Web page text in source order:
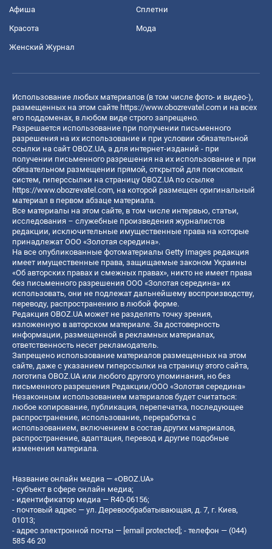
Афиша Сплетни
Красота Мода
Женский Журнал
Использование любых материалов (в том числе фото- и видео-),
размещенных на этом сайте https://www.obozrevatel.com и на всех
его поддоменах, в любом виде строго запрещено.
Разрешается использование при получении письменного
разрешения на их использование и при условии обязательной
ссылки на сайт OBOZ.UA, а для интернет-изданий - при
получении письменного разрешения на их использование и при
обязательном размещении прямой, открытой для поисковых
систем, гиперссылки на страницу OBOZ.UA по ссылке
https://www.obozrevatel.com, на которой размещен оригинальный
материал в первом абзаце материала.
Все материалы на этом сайте, в том числе интервью, статьи,
исследования – служебные произведения журналистов
редакции, исключительные имущественные права на которые
принадлежат ООО «Золотая середина».
На все опубликованные фотоматериалы Getty Images редакция
имеет имущественные права, защищаемые законом Украины
«Об авторских правах и смежных правах», никто не имеет права
без письменного разрешения ООО «Золотая середина» их
использовать, они не подлежат дальнейшему воспроизводству,
переводу, распространению в любой форме.
Редакция OBOZ.UA может не разделять точку зрения,
изложенную в авторском материале. За достоверность
информации, размещенной в рекламных материалах,
ответственность несет рекламодатель.
Запрещено использование материалов размещенных на этом
сайте, даже с указанием гиперссылки на страницу этого сайта,
логотипа OBOZ.UA или любого другого упоминания, но без
письменного разрешения Редакции/ООО «Золотая середина»
Незаконным использованием материалов будет считаться:
любое копирование, публикация, перепечатка, последующее
распространение, использование, переработка с
использованием, включением в состав других материалов,
распространение, адаптация, перевод и другие подобные
изменения материала.
Название онлайн медиа — «OBOZ.UA»
- субъект в сфере онлайн медиа;
- идентификатор медиа — R40-06156;
- почтовый адрес — ул. Деревообрабатывающая, д. 7, г. Киев,
01013;
- адрес электронной почты — [email protected] ; - телефон — (044)
585 46 20